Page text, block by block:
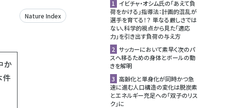
Nature Index
か
件
1 イビチャ・オシム氏の「あえて負
荷をかける」指導法：計画的混乱が
選手を育てる！？ 単なる厳しさでは
ない、科学的視点から見た「適応
力」を引き出す負荷の与え方
2 サッカーにおいて素早く次のパ
スへ移るための身体とボールの動
きを解明
3 高齢化と単身化が同時かつ急
速に進む人口構造の変化は脱炭素
とエネルギー充足への「双子のリス
ク」に